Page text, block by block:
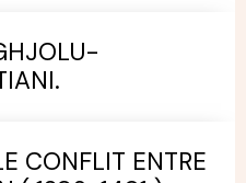
CONFLIT ENTRE